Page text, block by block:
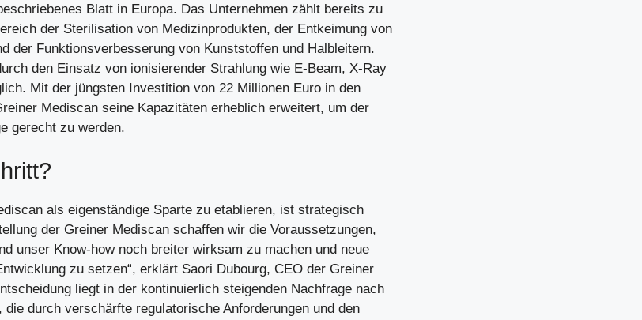
Blatt in Europa. Das Unternehmen zählt bereits zu
der Sterilisation von Medizinprodukten, der Entkeimung von
der Funktionsverbesserung von Kunststoffen und Halbleitern.
den Einsatz von ionisierender Strahlung wie E-Beam, X-Ray
Mit der jüngsten Investition von 22 Millionen Euro in den
Mediscan seine Kapazitäten erheblich erweitert, um der
gerecht zu werden.
als eigenständige Sparte zu etablieren, ist strategisch
der Greiner Mediscan schaffen wir die Voraussetzungen,
unser Know-how noch breiter wirksam zu machen und neue
zu setzen“, erklärt Saori Dubourg, CEO der Greiner
liegt in der kontinuierlich steigenden Nachfrage nach
durch verschärfte regulatorische Anforderungen und den